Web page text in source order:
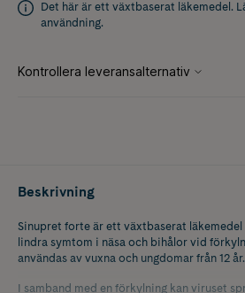
Det här är ett växtbaserat läkemedel.
användning.
Beskrivning
Sinupret forte är ett växtbaserat
lindra symtom i näsa och bihålor vid
användas av vuxna och ungdomar från 12 år.
I samband med en förkylning kan viruset